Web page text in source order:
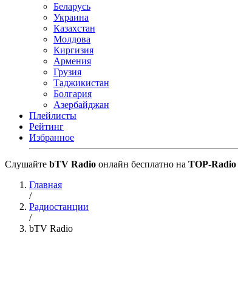
Беларусь
Украина
Казахстан
Молдова
Киргизия
Армения
Грузия
Таджикистан
Болгария
Азербайджан
Плейлисты
Рейтинг
Избранное
Cлушайте bTV Radio онлайн бесплатно на TOP-Radio
Главная
/
Радиостанции
/
bTV Radio